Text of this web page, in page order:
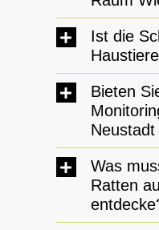
Ist die
Bieten
Neustadt
Was
Ratten